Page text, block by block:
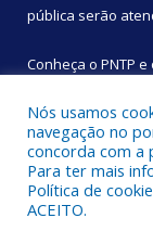
pública serão
Conheça o PNTP e
Todos os
Nós usamos
navegação no
concorda com a
Para ter mais
Política de
ACEITO.